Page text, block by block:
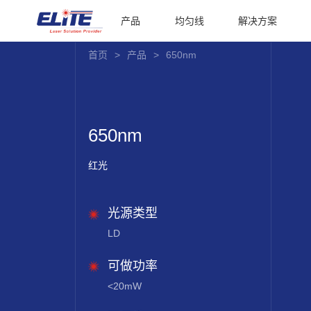
产品 均匀线 解决方案
首页 > 产品 > 650nm
650nm
红光
光源类型
LD
可做功率
<20mW